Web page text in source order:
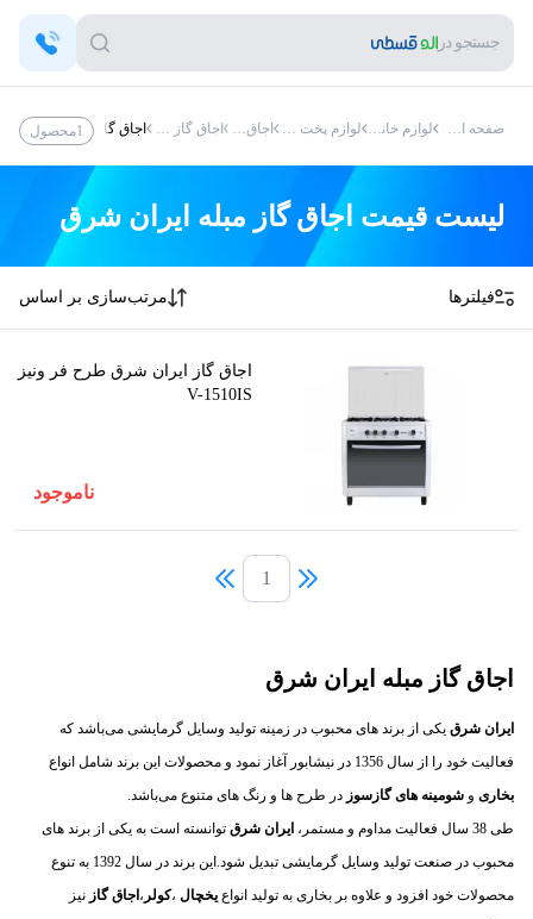
جستجو در
صفحه اصلی لوازم خانگی لوازم پخت و پز اجاق گاز اجاق گاز مبله اجاق گاز مبله ایران شرق
1محصول
لیست قیمت اجاق گاز مبله ایران شرق
فیلترها مرتب‌سازی بر اساس
اجاق گاز ایران شرق طرح فر ونیز
V-1510IS
ناموجود
1
اجاق گاز مبله ایران شرق
ایران شرق یکی از برند های محبوب در زمینه تولید وسایل گرمایشی می‌باشد که
فعالیت خود را از سال 1356 در نیشابور آغاز نمود و محصولات این برند شامل انواع
بخاری و شومینه های گازسوز در طرح ها و رنگ های متنوع می‌باشد.
طی 38 سال فعالیت مداوم و مستمر،
ایران شرق توانسته است به یکی از برند های
محبوب در صنعت تولید وسایل گرمایشی تبدیل شود.این برند در سال 1392 به تنوع
محصولات خود افزود و علاوه بر بخاری به تولید انواع یخچال ،کولر ، اجاق گاز نیز